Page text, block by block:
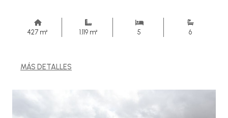
427 m² 1.119 m² 5 6
MÁS DETALLES